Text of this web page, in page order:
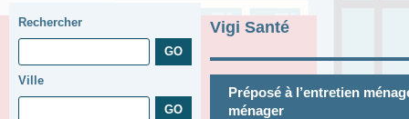
Rechercher
Ville
Vigi Santé
Préposé à l’entretien
ménager